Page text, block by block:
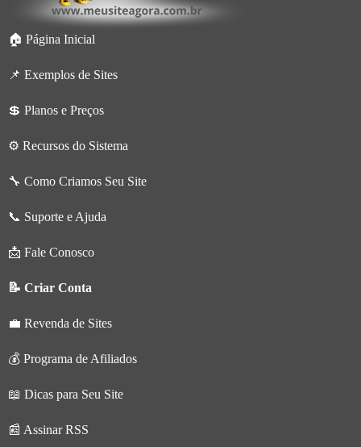
🏠 Página Inicial
📌 Exemplos de Sites
💲 Planos e Preços
⚙️ Recursos do Sistema
🔧 Como Criamos Seu Site
📞 Suporte e Ajuda
📩 Fale Conosco
📝 Criar Conta
💼 Revenda de Sites
💰 Programa de Afiliados
📖 Dicas para Seu Site
📰 Assinar RSS